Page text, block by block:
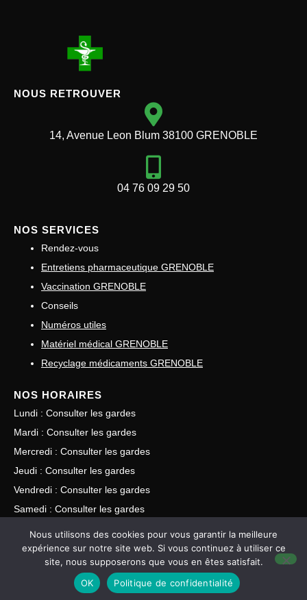
NOUS RETROUVER
14, Avenue Leon Blum 38100 GRENOBLE
04 76 09 29 50
NOS SERVICES
Rendez-vous
Entretiens pharmaceutique GRENOBLE
Vaccination GRENOBLE
Conseils
Numéros utiles
Matériel médical GRENOBLE
Recyclage médicaments GRENOBLE
NOS HORAIRES
Lundi : Consulter les gardes
Mardi : Consulter les gardes
Mercredi : Consulter les gardes
Jeudi : Consulter les gardes
Vendredi : Consulter les gardes
Samedi : Consulter les gardes
Dimanche : Consulter les gardes
Pharmaplus Digital •Mentions légales•Politiques de
confidentialités
Nous utilisons des cookies pour vous garantir la meilleure
expérience sur notre site web. Si vous continuez à utiliser ce
site, nous supposerons que vous en êtes satisfait.
OK
Politique de confidentialité